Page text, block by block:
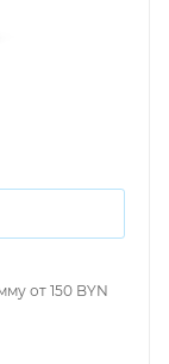
от 150 BYN